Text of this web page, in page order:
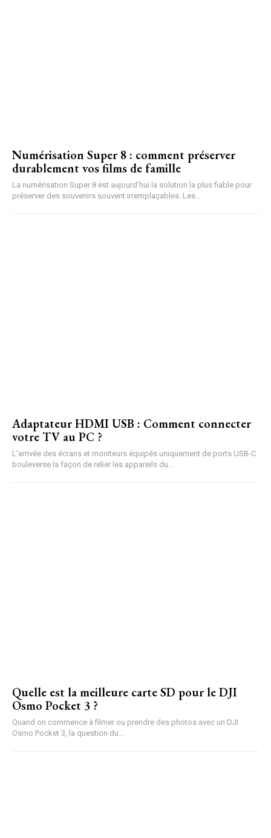
Numérisation Super 8 : comment préserver
durablement vos films de famille
La numérisation Super 8 est aujourd'hui la solution la plus fiable pour
préserver des souvenirs souvent irremplaçables. Les...
Adaptateur HDMI USB : Comment connecter
votre TV au PC ?
L’arrivée des écrans et moniteurs équipés uniquement de ports USB-C
bouleverse la façon de relier les appareils du...
Quelle est la meilleure carte SD pour le DJI
Osmo Pocket 3 ?
Quand on commence à filmer ou prendre des photos avec un DJI
Osmo Pocket 3, la question du...